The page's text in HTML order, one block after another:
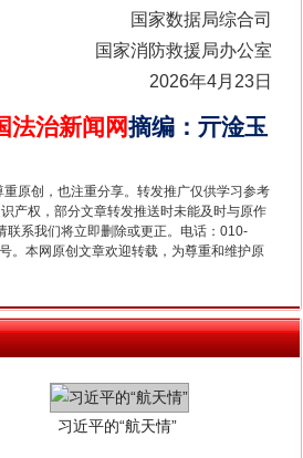
国家数据局综合司
国家消防救援局办公室
2026年4月23日
法治新闻网摘编 ： 亓淦玉
原创，也注重分享。转发推广仅供学习参考
产权，部分文章转发推送时未能及时与原作
系我们将立即删除或更正。电话：010-
。本网原创文章欢迎转载，为尊重和维护原
别拿“量子”当幌子
习近平的“航天情”